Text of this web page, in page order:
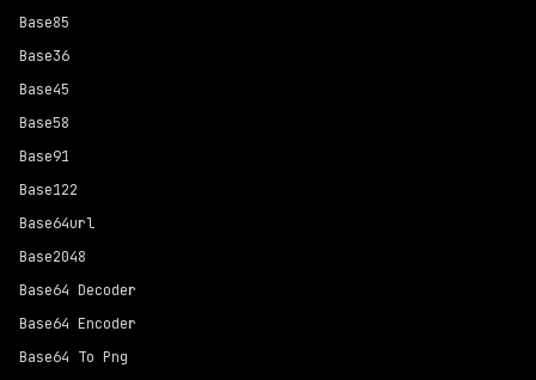
Base85
Base36
Base45
Base58
Base91
Base122
Base64url
Base2048
Base64 Decoder
Base64 Encoder
Base64 To Png